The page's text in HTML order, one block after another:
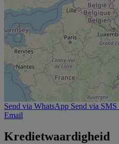
Send via WhatsApp Send via SMS
Email
Kredietwaardigheid